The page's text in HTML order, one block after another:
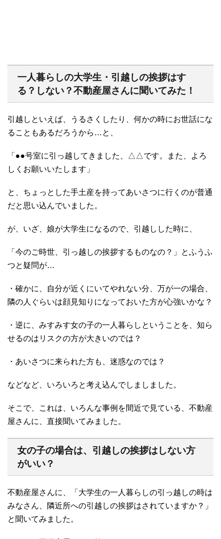
一人暮らしの大学生・引越しの挨拶はす
る？しない？不動産屋さんに聞いてみた！
引越しといえば、うるさくしたり、何かの時にお世話にな
ることもあるだろうから…と、
「●●号室に引っ越してきました、△△です。また、よろ
しくお願いいたします」
と、ちょっとした手土産を持ってあいさつに行くのが普通
だと思い込んでいました。
が、いざ、娘が大学生になるので、引越しした時に、
「今のご時世、引っ越しの挨拶するものなの？」とふうふ
つと疑問が…
・確かに、自分が近くにいてやれない分、万が一の場合、
隣の人ぐらいは顔見知りになっておいた方が心強いかな？
・逆に、みすみす女の子の一人暮らしということを、知ら
せるのはリスクの方が大きいのでは？
・あいさつに来られた方も、迷惑なのでは？
などなど、いろいろと考え込んでしましました。
そこで、これは、いろんな事例を間近で見ている、不動産
屋さんに、直接聞いてみました。
女の子の場合は、引越しの挨拶はしない方
がいい？
不動産屋さんに、「大学生の一人暮らしの引っ越しの時は
みなさん、隣近所への引越しの挨拶はされていますか？」
と聞いてみました。